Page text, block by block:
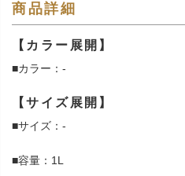
商品詳細
【カラー展開】
■カラー：-
【サイズ展開】
■サイズ：-
■容量：1L